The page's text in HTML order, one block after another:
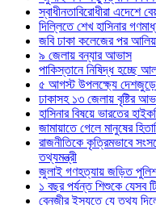
স্বাধীনতাবিরোধীরা এদেশে
দিল্লিতে শেখ হাসিনার
জবি ঢাকা কলেজের পর
৯ জেলায় বন্যার আভাস
পাকিস্তানে নিষিদ্ধ হচ্ছে
৫ আগস্ট উপলক্ষ্যে দেশজুড়ে
ঢাকাসহ ১৩ জেলায় বৃষ্টির
হাসিনার বিষয়ে ভারতের
জামায়াতে গেলে মানুষের
রাজনীতিকে কৃত্রিমভাবে
তথ্যমন্ত্রী
জুলাই গণহত্যায় জড়িত পুলিশ
১ বছর পর্যন্ত শিশুকে যেসব
বেনজীর ইস্যুতে যে তথ্য